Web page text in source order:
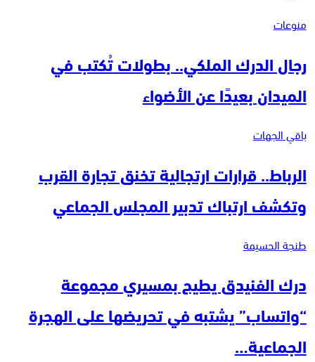
منوعات
رجال الدرك الملكي.. بطولات تُكتب في
الميدان بعيدًا عن الأضواء
باقي الجهات
الرباط.. قرارات ارتجالية تخنق تجارة القرب
وتكشف ارتباك تدبير المجلس الجماعي
طنجة الحسيمة
درك الفنيدق يطيح بمسيري مجموعة
“واتساب” يشتبه في تحريضها على الهجرة
الجماعية…